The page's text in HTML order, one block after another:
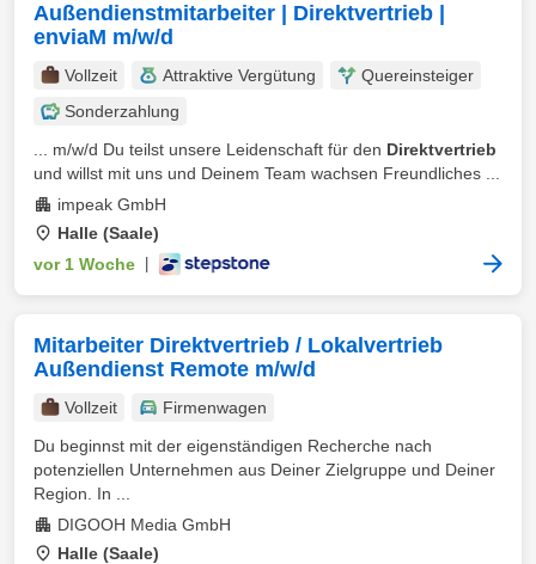
Außendienstmitarbeiter | Direktvertrieb |
enviaM m/w/d
Vollzeit Attraktive Vergütung
Quereinsteiger
Sonderzahlung
... m/w/d Du teilst unsere Leidenschaft für den Direktvertrieb
und willst mit uns und Deinem Team wachsen Freundliches ...
impeak GmbH
Halle (Saale)
vor 1 Woche
Mitarbeiter Direktvertrieb / Lokalvertrieb
Außendienst Remote m/w/d
Vollzeit
Firmenwagen
Du beginnst mit der eigenständigen Recherche nach
potenziellen Unternehmen aus Deiner Zielgruppe und Deiner
Region. In ...
DIGOOH Media GmbH
Halle (Saale)